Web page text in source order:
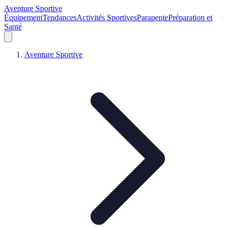
Aventure Sportive
ÉquipementTendancesActivités SportivesParapentePréparation et
Santé
Aventure Sportive